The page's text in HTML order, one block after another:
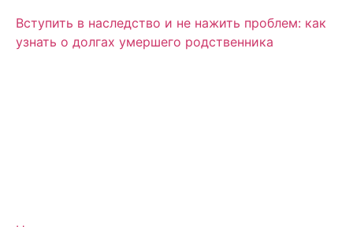
Вступить в наследство и не нажить проблем: как
узнать о долгах умершего родственника